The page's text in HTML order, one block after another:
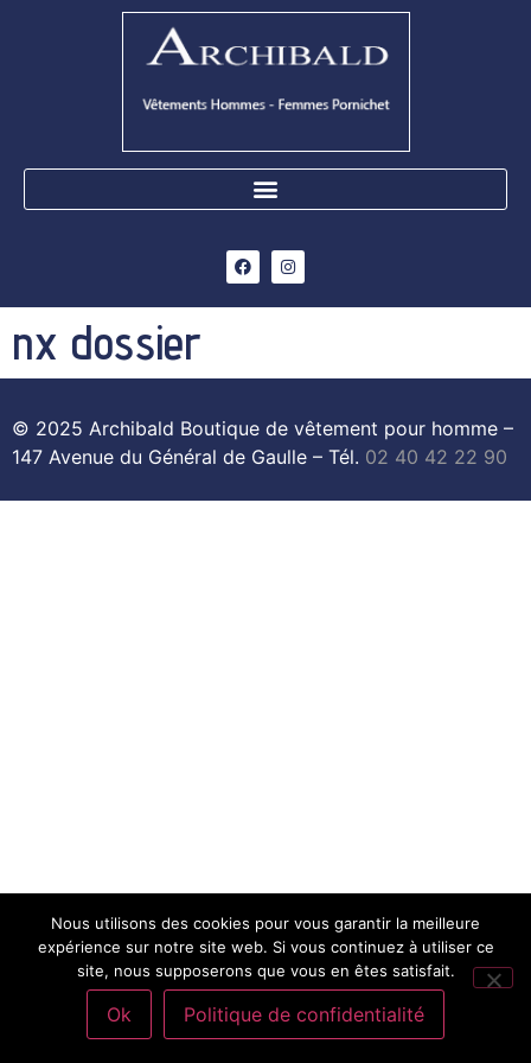
nx dossier
© 2025 Archibald Boutique de vêtement pour homme –
147 Avenue du Général de Gaulle – Tél. 02 40 42 22 90
Nous utilisons des cookies pour vous garantir la meilleure
expérience sur notre site web. Si vous continuez à utiliser ce
site, nous supposerons que vous en êtes satisfait.
Ok Politique de confidentialité